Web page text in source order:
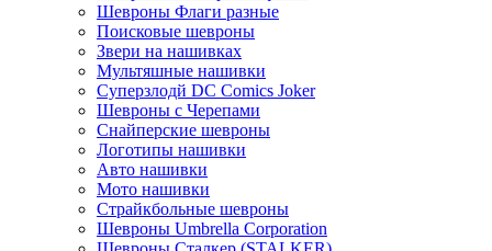
Шевроны Флаги разные
Поисковые шевроны
Звери на нашивках
Мультяшные нашивки
Суперзлодй DC Comics Joker
Шевроны с Черепами
Снайперские шевроны
Логотипы нашивки
Авто нашивки
Мото нашивки
Страйкбольные шевроны
Шевроны Umbrella Corporation